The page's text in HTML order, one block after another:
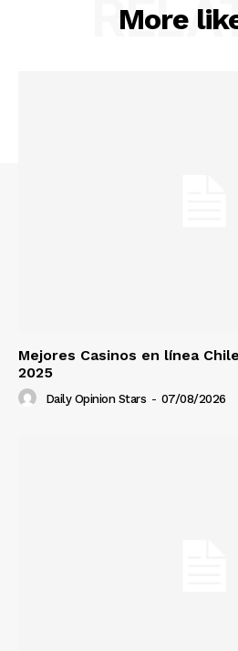
More
Mejores Casinos en línea
2025
Daily Opinion Stars - 07/08/2026